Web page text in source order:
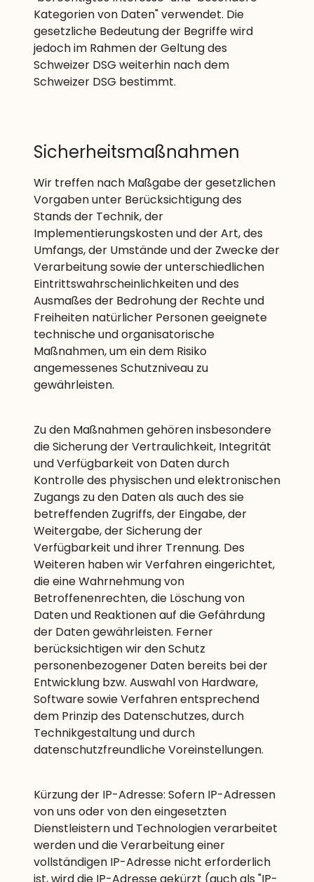
Kategorien von Daten" verwendet. Die
gesetzliche Bedeutung der Begriffe wird
jedoch im Rahmen der Geltung des
Schweizer DSG weiterhin nach dem
Schweizer DSG bestimmt.
Sicherheitsmaßnahmen
Wir treffen nach Maßgabe der gesetzlichen
Vorgaben unter Berücksichtigung des
Stands der Technik, der
Implementierungskosten und der Art, des
Umfangs, der Umstände und der Zwecke der
Verarbeitung sowie der unterschiedlichen
Eintrittswahrscheinlichkeiten und des
Ausmaßes der Bedrohung der Rechte und
Freiheiten natürlicher Personen geeignete
technische und organisatorische
Maßnahmen, um ein dem Risiko
angemessenes Schutzniveau zu
gewährleisten.
Zu den Maßnahmen gehören insbesondere
die Sicherung der Vertraulichkeit, Integrität
und Verfügbarkeit von Daten durch
Kontrolle des physischen und elektronischen
Zugangs zu den Daten als auch des sie
betreffenden Zugriffs, der Eingabe, der
Weitergabe, der Sicherung der
Verfügbarkeit und ihrer Trennung. Des
Weiteren haben wir Verfahren eingerichtet,
die eine Wahrnehmung von
Betroffenenrechten, die Löschung von
Daten und Reaktionen auf die Gefährdung
der Daten gewährleisten. Ferner
berücksichtigen wir den Schutz
personenbezogener Daten bereits bei der
Entwicklung bzw. Auswahl von Hardware,
Software sowie Verfahren entsprechend
dem Prinzip des Datenschutzes, durch
Technikgestaltung und durch
datenschutzfreundliche Voreinstellungen.
Kürzung der IP-Adresse: Sofern IP-Adressen
von uns oder von den eingesetzten
Dienstleistern und Technologien verarbeitet
werden und die Verarbeitung einer
vollständigen IP-Adresse nicht erforderlich